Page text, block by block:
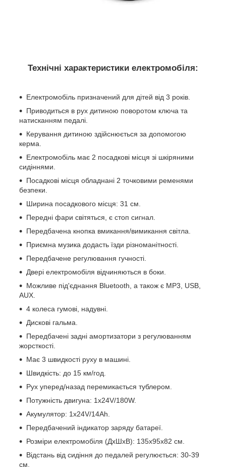
Технічні характеристики електромобіля:
Електромобіль призначений для дітей від 3 років.
Приводиться в рух дитиною поворотом ключа та
натисканням педалі.
Керування дитиною здійснюється за допомогою
керма.
Електромобіль має 2 посадкові місця зі шкіряними
сидіннями.
Посадкові місця обладнані 2 точковими ременями
безпеки.
Ширина посадкового місця: 31 см.
Передні фари світяться, є стоп сигнал.
Передбачена кнопка вмикання/вимикання світла.
Приємна музика додасть їзди різноманітності.
Передбачене регулювання гучності.
Двері електромобіля відчиняються в боки.
Можливе під'єднання Bluetooth, а також є MP3, USB,
AUX.
4 колеса гумові, надувні.
Дискові гальма.
Передбачені задні амортизатори з регулюванням
жорсткості.
Має 3 швидкості руху в машині.
Швидкість: до 15 км/год.
Рух уперед/назад перемикається тублером.
Потужність двигуна: 1х24V/180W.
Акумулятор: 1х24V/14Ah.
Передбачений індикатор заряду батареї.
Розміри електромобіля (ДхШхВ): 135х95х82 см.
Відстань від сидіння до педалей регулюється: 30-39
см.